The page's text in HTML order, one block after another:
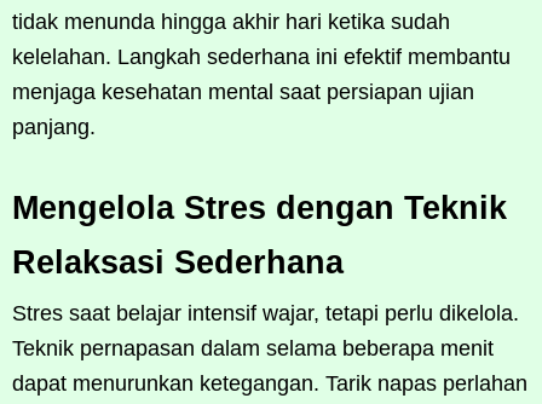
tidak menunda hingga akhir hari ketika sudah
kelelahan. Langkah sederhana ini efektif membantu
menjaga kesehatan mental saat persiapan ujian
panjang.
Mengelola Stres dengan Teknik
Relaksasi Sederhana
Stres saat belajar intensif wajar, tetapi perlu dikelola.
Teknik pernapasan dalam selama beberapa menit
dapat menurunkan ketegangan. Tarik napas perlahan